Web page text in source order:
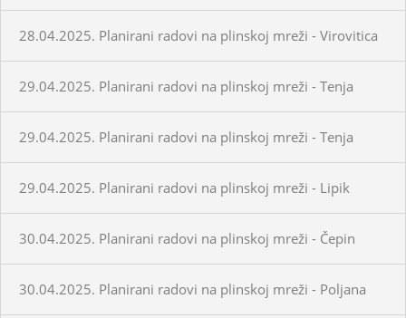
28.04.2025. Planirani radovi na plinskoj mreži - Virovitica
29.04.2025. Planirani radovi na plinskoj mreži - Tenja
29.04.2025. Planirani radovi na plinskoj mreži - Tenja
29.04.2025. Planirani radovi na plinskoj mreži - Lipik
30.04.2025. Planirani radovi na plinskoj mreži - Čepin
30.04.2025. Planirani radovi na plinskoj mreži - Poljana